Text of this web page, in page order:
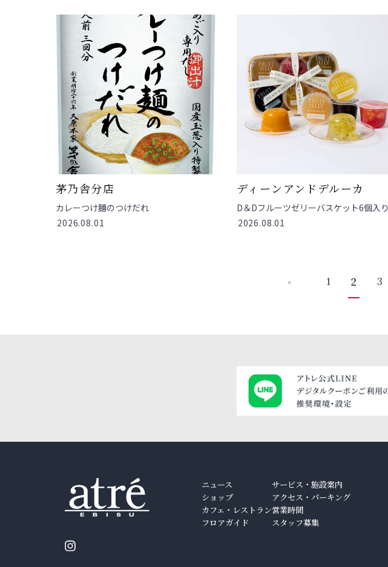
茅乃舎分店
カレーつけ麵のつけだれ
2026.08.01
ディーンアンドデルーカ
D＆Dフルーツゼリーバスケット6個入り
2026.08.01
＜ 1 2 3
ニュース
ショップ
カフェ・レストラン
フロアガイド
サービス・施設案内
アクセス・パーキング
営業時間
スタッフ募集